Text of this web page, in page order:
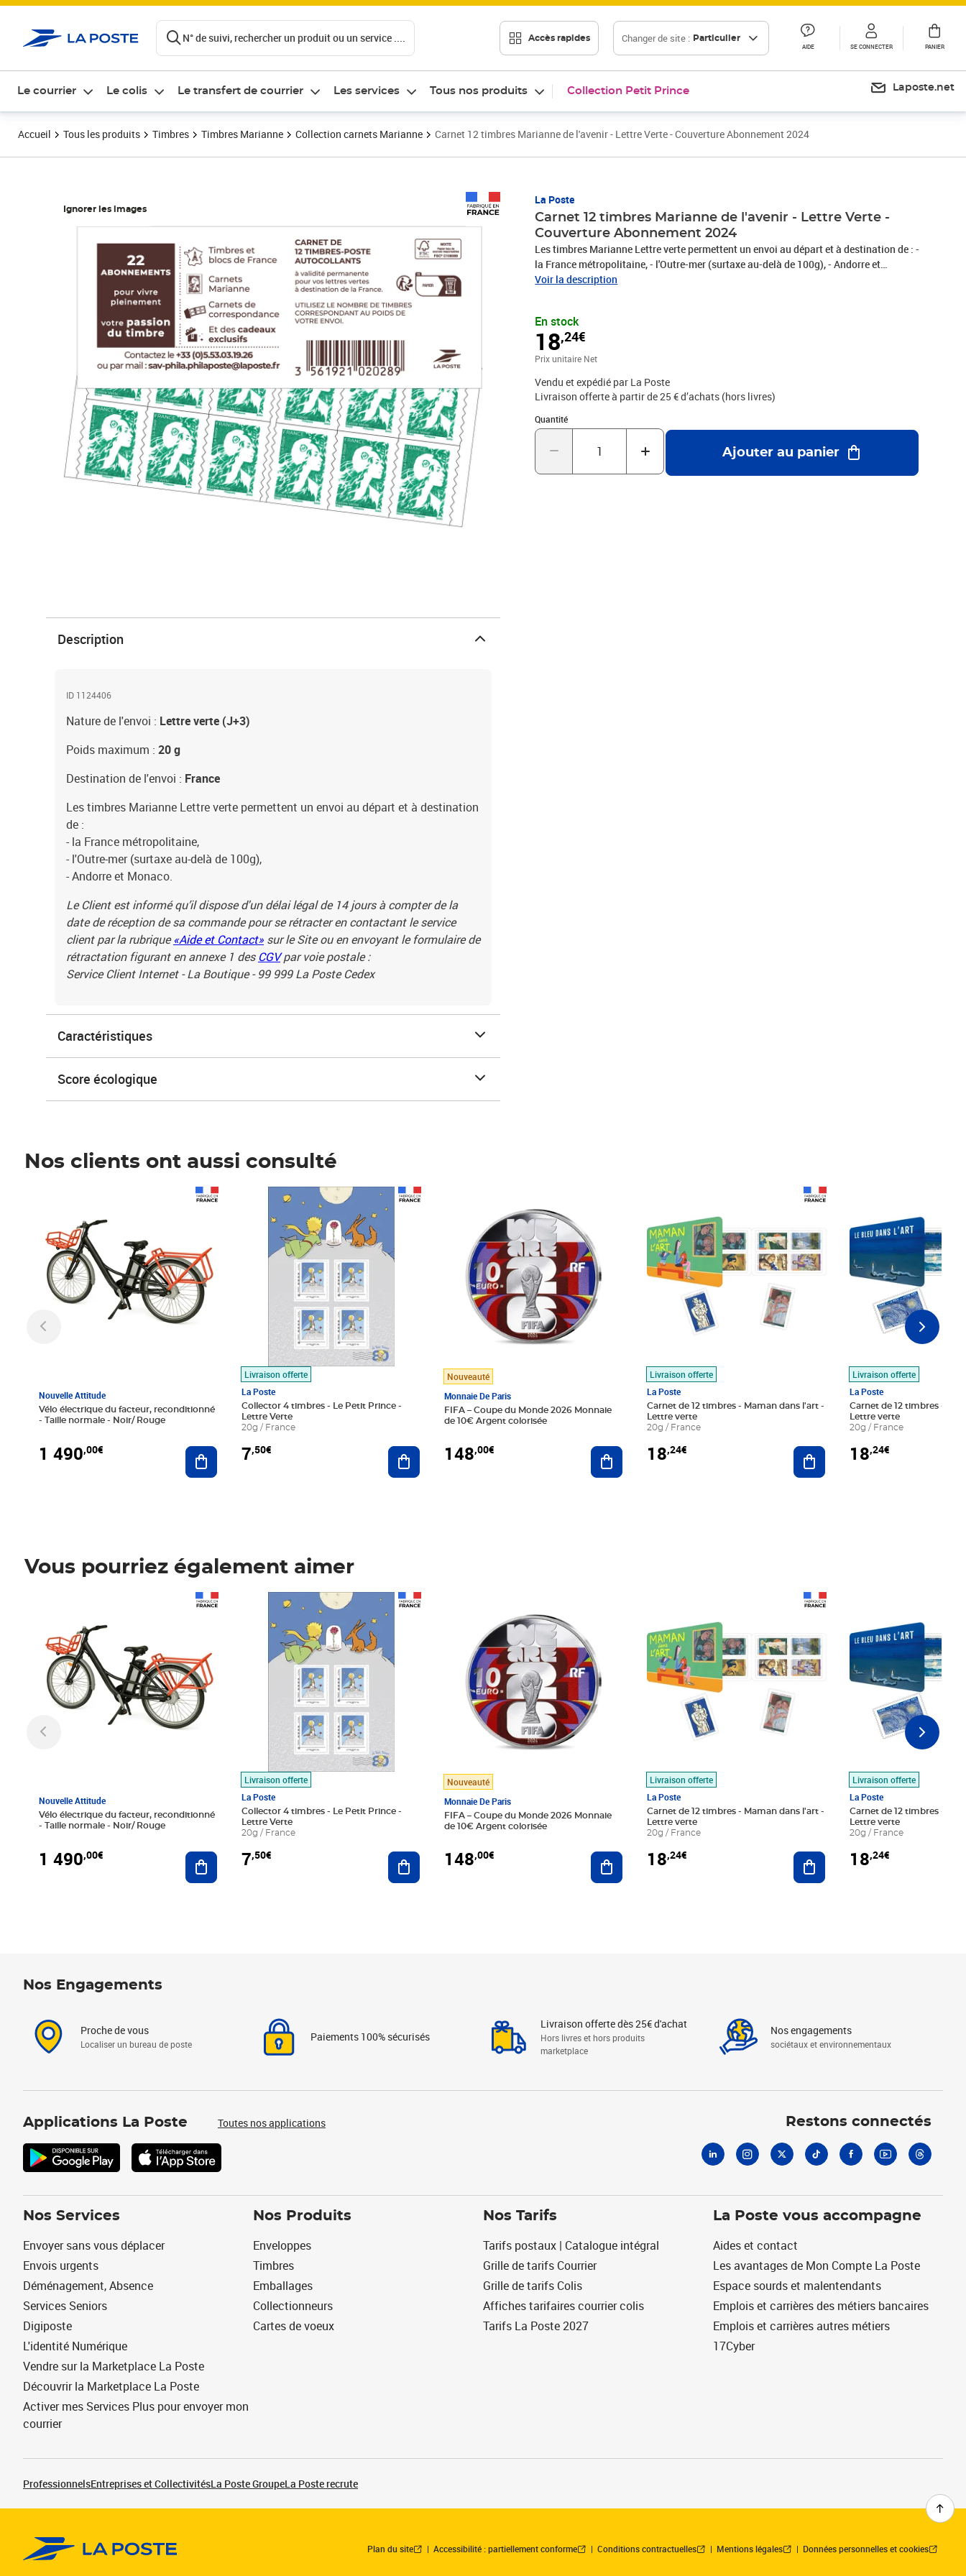
N° de suivi, rechercher un produit ou un service .... Accès rapides Changer de site : Particulier
AIDE SE CONNECTER PANIER
Le courrier Le colis Le transfert de courrier Les services Tous nos produits Collection Petit Prince Laposte.net
Accueil Tous les produits Timbres Timbres Marianne Collection carnets Marianne Carnet 12 timbres Marianne de l'avenir - Lettre Verte - Couverture Abonnement 2024
Ignorer les images
La Poste
Carnet 12 timbres Marianne de l'avenir - Lettre Verte -
Couverture Abonnement 2024
Les timbres Marianne Lettre verte permettent un envoi au départ et à destination de : -
la France métropolitaine, - l'Outre-mer (surtaxe au-delà de 100g), - Andorre et
Monaco. Le Client est informé qu’il dispose d'un délai légal de 14 jours à compter de
rétractation figurant en annexe 1 des CGV par voie postale : Service Client Internet -
La Boutique - 99 999 La Poste Cedex
Voir la description
En stock
18,24€
Prix 18,24€
Prix unitaire Net
Vendu et expédié par La Poste
Livraison offerte à partir de 25 € d’achats (hors livres)
Quantité
Quantité : 1
Ajouter au panier
Description
ID 1124406
Nature de l'envoi : Lettre verte (J+3)
Poids maximum : 20 g
Destination de l'envoi : France
Les timbres Marianne Lettre verte permettent un envoi au départ et à destination
de :
- la France métropolitaine,
- l'Outre-mer (surtaxe au-delà de 100g),
- Andorre et Monaco.
Le Client est informé qu’il dispose d'un délai légal de 14 jours à compter de la
date de réception de sa commande pour se rétracter en contactant le service
client par la rubrique«Aide et Contact» sur le Site ou en envoyant le formulaire de
rétractation figurant en annexe 1 des CGVpar voie postale :
Service Client Internet - La Boutique - 99 999 La Poste Cedex
Caractéristiques
Score écologique
Nos clients ont aussi consulté
Nouvelle Attitude
Vélo électrique du facteur, reconditionné
- Taille normale - Noir/ Rouge
1 490,00€ Ajouter au panier
Livraison offerte
La Poste
Collector 4 timbres - Le Petit Prince -
Lettre Verte
20g / France
7,50€
Prix 7,50€
Ajouter au panier
Nouveauté
Monnaie De Paris
FIFA – Coupe du Monde 2026 Monnaie
de 10€ Argent colorisée
148,00€ Ajouter au panier
Livraison offerte
La Poste
Carnet de 12 timbres - Maman dans l'art -
Lettre verte
20g / France
18,24€ Ajouter au panier
Livraison offerte
La Poste
Carnet de 12 timbres - Le
Lettre verte
20g / France
18,24€
Vous pourriez également aimer
Nouvelle Attitude
Vélo électrique du facteur, reconditionné
- Taille normale - Noir/ Rouge
1 490,00€ Ajouter au panier
Livraison offerte
La Poste
Collector 4 timbres - Le Petit Prince -
Lettre Verte
20g / France
7,50€
Prix 7,50€
Ajouter au panier
Nouveauté
Monnaie De Paris
FIFA – Coupe du Monde 2026 Monnaie
de 10€ Argent colorisée
148,00€ Ajouter au panier
Livraison offerte
La Poste
Carnet de 12 timbres - Maman dans l'art -
Lettre verte
20g / France
18,24€ Ajouter au panier
Livraison offerte
La Poste
Carnet de 12 timbres - Le
Lettre verte
20g / France
18,24€
Nos Engagements
Proche de vous
Localiser un bureau de poste
Paiements 100% sécurisés
Livraison offerte dès 25€ d'achat
Hors livres et hors produits
marketplace
Nos engagements
sociétaux et environnementaux
Applications La Poste Toutes nos applications Restons connectés
Nos Services
Envoyer sans vous déplacer
Envois urgents
Déménagement, Absence
Services Seniors
Digiposte
L'identité Numérique
Vendre sur la Marketplace La Poste
Découvrir la Marketplace La Poste
Activer mes Services Plus pour envoyer mon
courrier
Nos Produits
Enveloppes
Timbres
Emballages
Collectionneurs
Cartes de voeux
Nos Tarifs
Tarifs postaux | Catalogue intégral
Grille de tarifs Courrier
Grille de tarifs Colis
Affiches tarifaires courrier colis
Tarifs La Poste 2027
La Poste vous accompagne
Aides et contact
Les avantages de Mon Compte La Poste
Espace sourds et malentendants
Emplois et carrières des métiers bancaires
Emplois et carrières autres métiers
17Cyber
ProfessionnelsEntreprises et CollectivitésLa Poste GroupeLa Poste recrute
Plan du site Accessibilité : partiellement conforme Conditions contractuelles Mentions légales Données personnelles et cookies